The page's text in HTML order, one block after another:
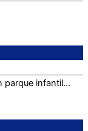
parque infantil…